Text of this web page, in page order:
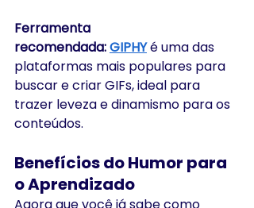
Ferramenta
recomendada:GIPHY é uma das
plataformas mais populares para
buscar e criar GIFs, ideal para
trazer leveza e dinamismo para os
conteúdos.
Benefícios do Humor para
o Aprendizado
Agora que você já sabe como